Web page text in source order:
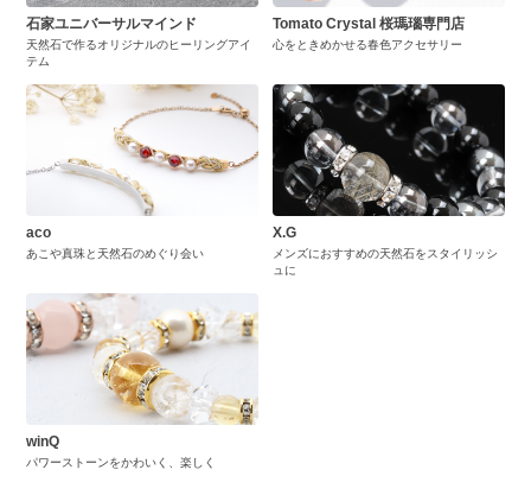
石家ユニバーサルマインド
天然石で作るオリジナルのヒーリングアイ
テム
Tomato Crystal 桜瑪瑙専門店
心をときめかせる春色アクセサリー
aco
あこや真珠と天然石のめぐり会い
X.G
メンズにおすすめの天然石をスタイリッシ
ュに
winQ
パワーストーンをかわいく、楽しく